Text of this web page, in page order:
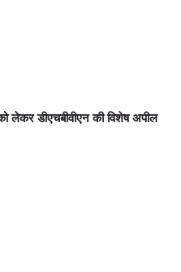
लेकर डीएचबीवीएन की विशेष अपील